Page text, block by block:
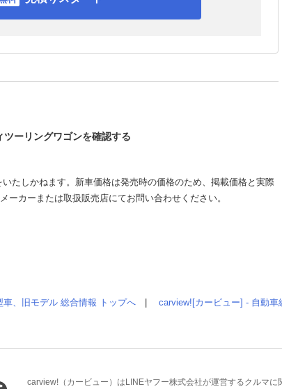
ーリングワゴンを確認する
たしかねます。新車価格は発売時の価格のため、掲載価格と実際
ーカーまたは取扱販売店にてお問い合わせください。
車、旧モデル 総合情報 トップへ carview![カービュー] - 自動
carview!（カービュー）はLINEヤフー株式会社が運営するクルマに